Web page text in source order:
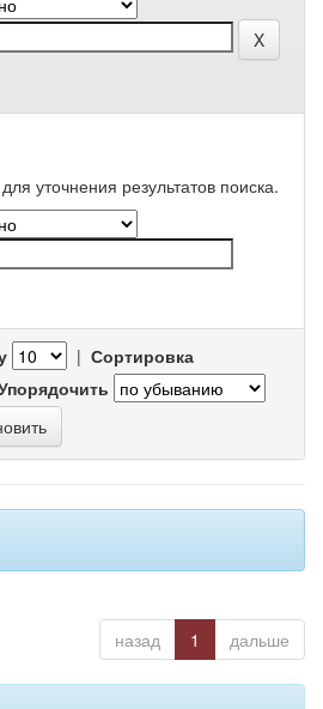
уточнения результатов поиска.
| Сортировка
назад 1 дальше